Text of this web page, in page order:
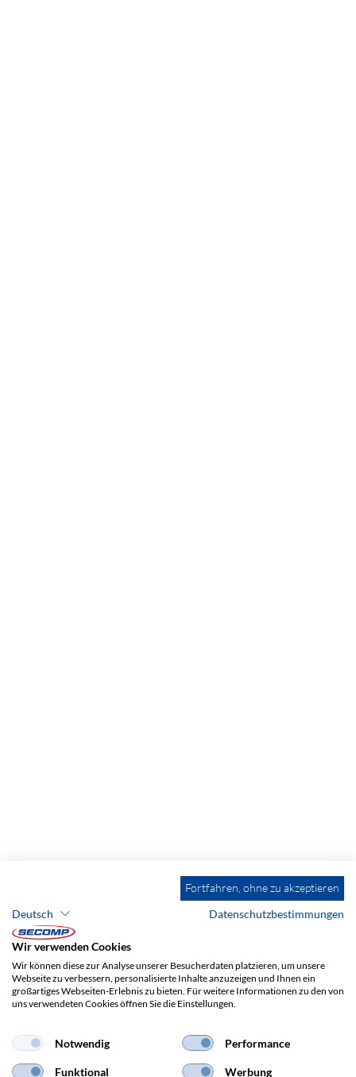
Fortfahren, ohne zu akzeptieren
Deutsch
Datenschutzbestimmungen
Wir verwenden Cookies
Wir können diese zur Analyse unserer Besucherdaten platzieren, um unsere
Webseite zu verbessern, personalisierte Inhalte anzuzeigen und Ihnen ein
großartiges Webseiten-Erlebnis zu bieten. Für weitere Informationen zu den von
uns verwendeten Cookies öffnen Sie die Einstellungen.
Notwendig Performance
Funktional Werbung